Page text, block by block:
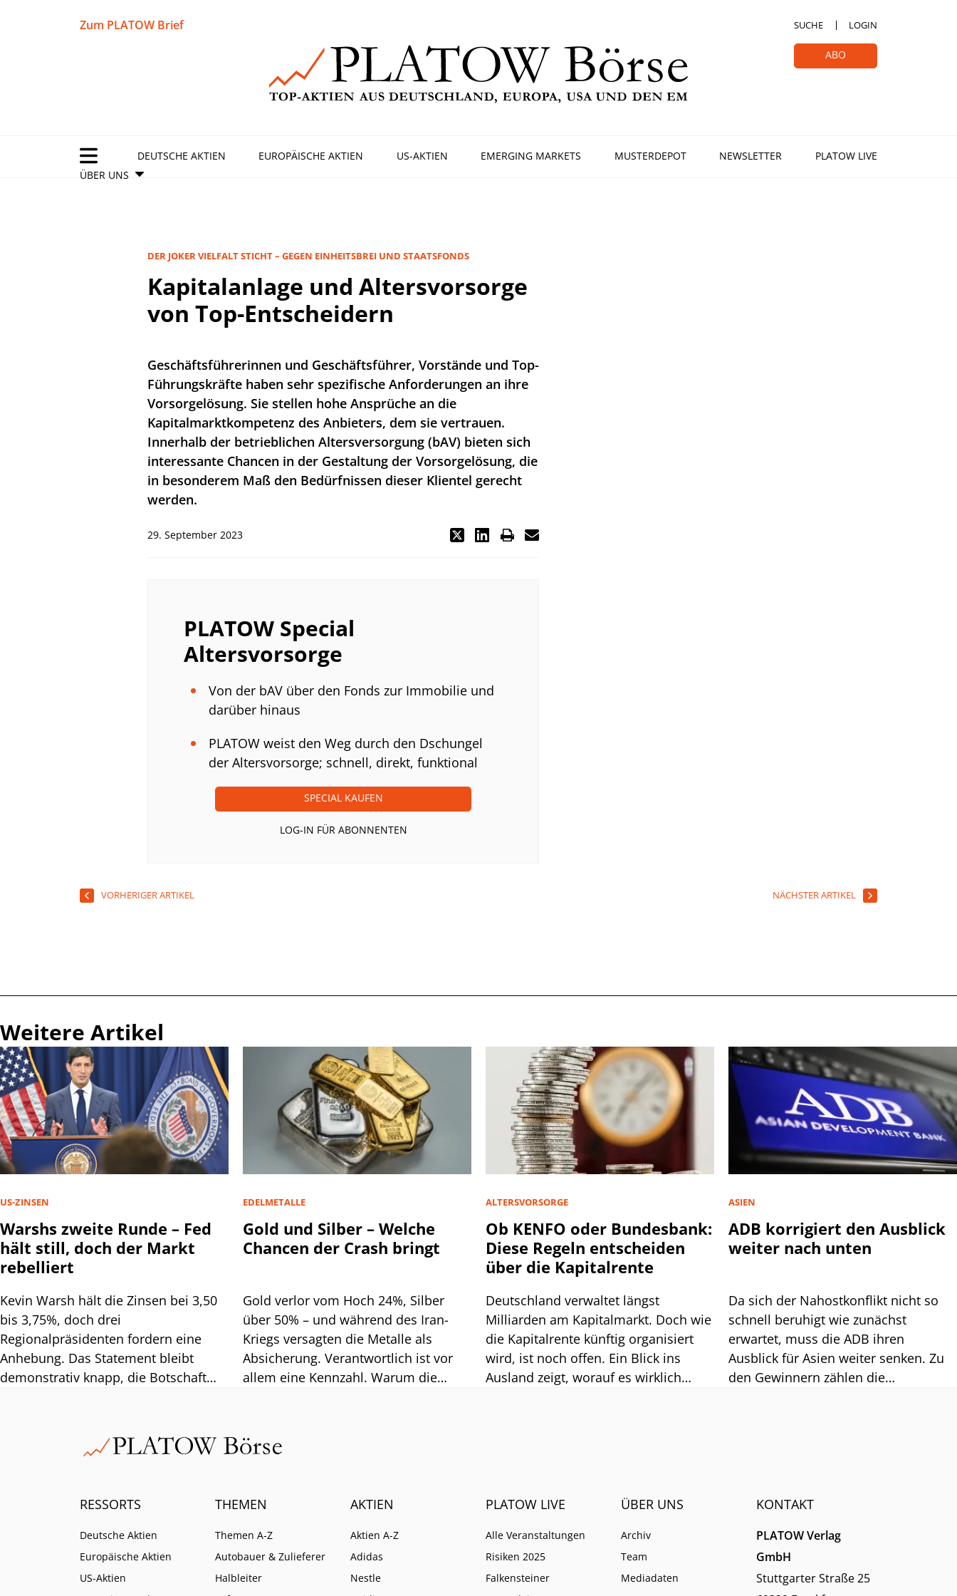
Zum PLATOW Brief SUCHE LOGIN
ABO
DEUTSCHE AKTIEN EUROPÄISCHE AKTIEN US-AKTIEN EMERGING MARKETS MUSTERDEPOT NEWSLETTER
PLATOW LIVE
ÜBER UNS
DER JOKER VIELFALT STICHT – GEGEN EINHEITSBREI UND STAATSFONDS
Kapitalanlage und Altersvorsorge
von Top-Entscheidern
Geschäftsführerinnen und Geschäftsführer, Vorstände und Top-
Führungskräfte haben sehr spezifische Anforderungen an ihre
Vorsorgelösung. Sie stellen hohe Ansprüche an die
Kapitalmarktkompetenz des Anbieters, dem sie vertrauen.
Innerhalb der betrieblichen Altersversorgung (bAV) bieten sich
interessante Chancen in der Gestaltung der Vorsorgelösung, die
in besonderem Maß den Bedürfnissen dieser Klientel gerecht
werden.
29. September 2023
PLATOW Special
Altersvorsorge
Von der bAV über den Fonds zur Immobilie und
darüber hinaus
PLATOW weist den Weg durch den Dschungel
der Altersvorsorge; schnell, direkt, funktional
SPECIAL KAUFEN
LOG-IN FÜR ABONNENTEN
VORHERIGER ARTIKEL NÄCHSTER ARTIKEL
Weitere Artikel
US-ZINSEN
Warshs zweite Runde – Fed
hält still, doch der Markt
rebelliert
Kevin Warsh hält die Zinsen bei 3,50
bis 3,75%, doch drei
Regionalpräsidenten fordern eine
Anhebung. Das Statement bleibt
demonstrativ knapp, die Botschaft
reagieren mit roten Vorzeichen,
während die Rendite 30-jähriger US-
EDELMETALLE
Gold und Silber – Welche
Chancen der Crash bringt
Gold verlor vom Hoch 24%, Silber
über 50% – und während des Iran-
Kriegs versagten die Metalle als
Absicherung. Verantwortlich ist vor
allem eine Kennzahl. Warum die
Edelmetalle spricht.
ALTERSVORSORGE
Ob KENFO oder Bundesbank:
Diese Regeln entscheiden
über die Kapitalrente
Deutschland verwaltet längst
Milliarden am Kapitalmarkt. Doch wie
die Kapitalrente künftig organisiert
wird, ist noch offen. Ein Blick ins
Ausland zeigt, worauf es wirklich
ASIEN
ADB korrigiert den Ausblick
weiter nach unten
Da sich der Nahostkonflikt nicht so
schnell beruhigt wie zunächst
erwartet, muss die ADB ihren
Ausblick für Asien weiter senken. Zu
den Gewinnern zählen die
RESSORTS
Deutsche Aktien
Europäische Aktien
US-Aktien
THEMEN
Themen A-Z
Autobauer & Zulieferer
Halbleiter
AKTIEN
Aktien A-Z
Adidas
Nestle
PLATOW LIVE
Alle Veranstaltungen
Risiken 2025
Falkensteiner
ÜBER UNS
Archiv
Team
Mediadaten
KONTAKT
PLATOW Verlag
GmbH
Stuttgarter Straße 25